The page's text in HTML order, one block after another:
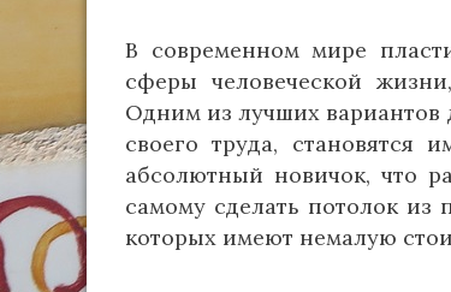
В современном мире
сферы человеческой
Одним из лучших вариантов
своего труда, становятся
абсолютный новичок, что
самому сделать потолок из
которых имеют немалую